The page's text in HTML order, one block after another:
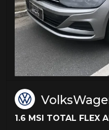
1.6 MSI TOTAL FLEX